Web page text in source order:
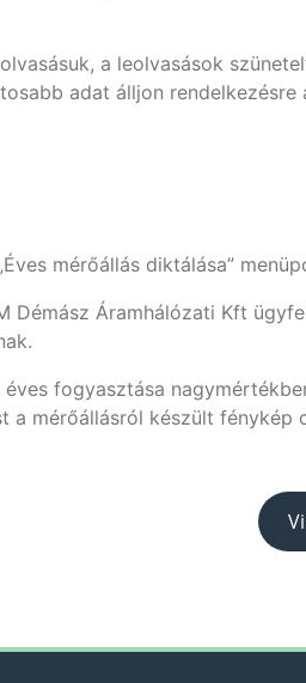
a leolvasások
adat álljon rendelkezésre
mérőállás diktálása”
Áramhálózati Kft
fogyasztása
mérőállásról készült fénykép